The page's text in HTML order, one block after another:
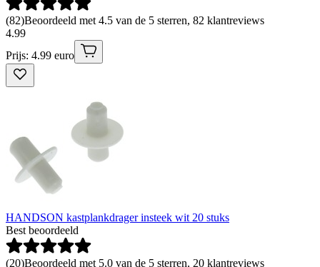
(82)Beoordeeld met 4.5 van de 5 sterren, 82 klantreviews
4.99
Prijs: 4.99 euro
HANDSON kastplankdrager insteek wit 20 stuks
Best beoordeeld
(20)Beoordeeld met 5.0 van de 5 sterren, 20 klantreviews